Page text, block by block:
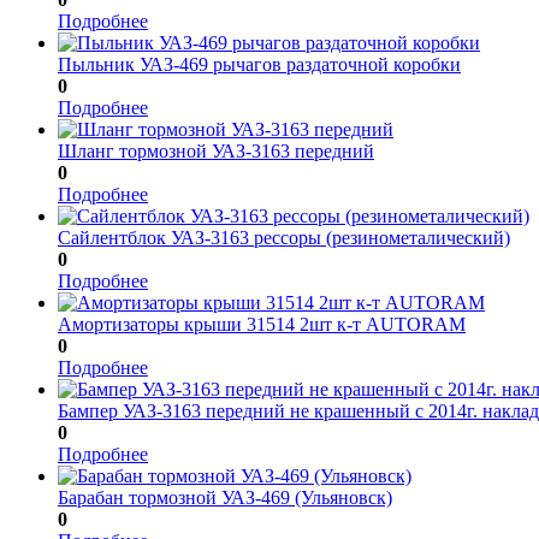
Подробнее
Пыльник УАЗ-469 рычагов раздаточной коробки
0
Подробнее
Шланг тормозной УАЗ-3163 передний
0
Подробнее
Сайлентблок УАЗ-3163 рессоры (резинометалический)
0
Подробнее
Амортизаторы крыши 31514 2шт к-т AUTORAM
0
Подробнее
Бампер УАЗ-3163 передний не крашенный с 2014г.
0
Подробнее
Барабан тормозной УАЗ-469 (Ульяновск)
0